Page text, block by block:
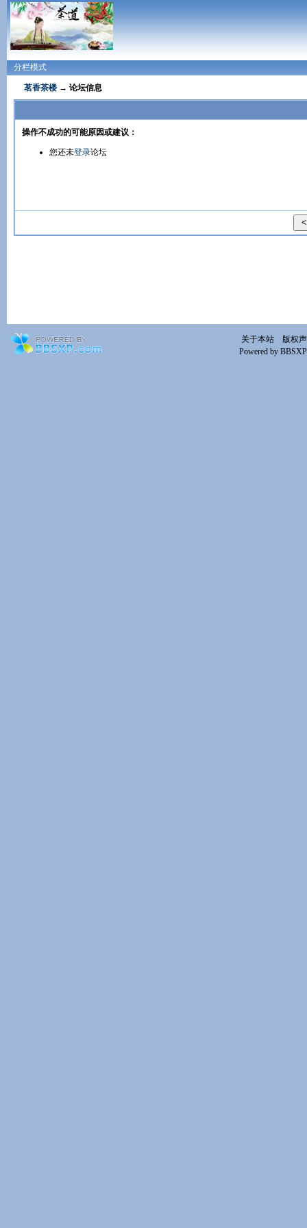
分栏模式
茗香茶楼 → 论坛信息
操作不成功的可能原因或建议：
您还未登录论坛
关于本站
版权
Powered by